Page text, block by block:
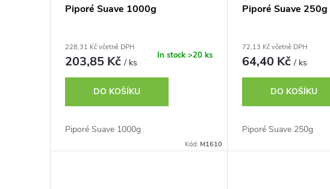
Piporé Suave 1000g
228,31 Kč včetně DPH
203,85 Kč/ ks
In stock>20 ks
DO KOŠÍKU
Piporé Suave 1000g
Kód: M1610
Piporé Suave 250g
72,13 Kč včetně DPH
64,40 Kč/ ks
DO KOŠÍKU
Piporé Suave 250g